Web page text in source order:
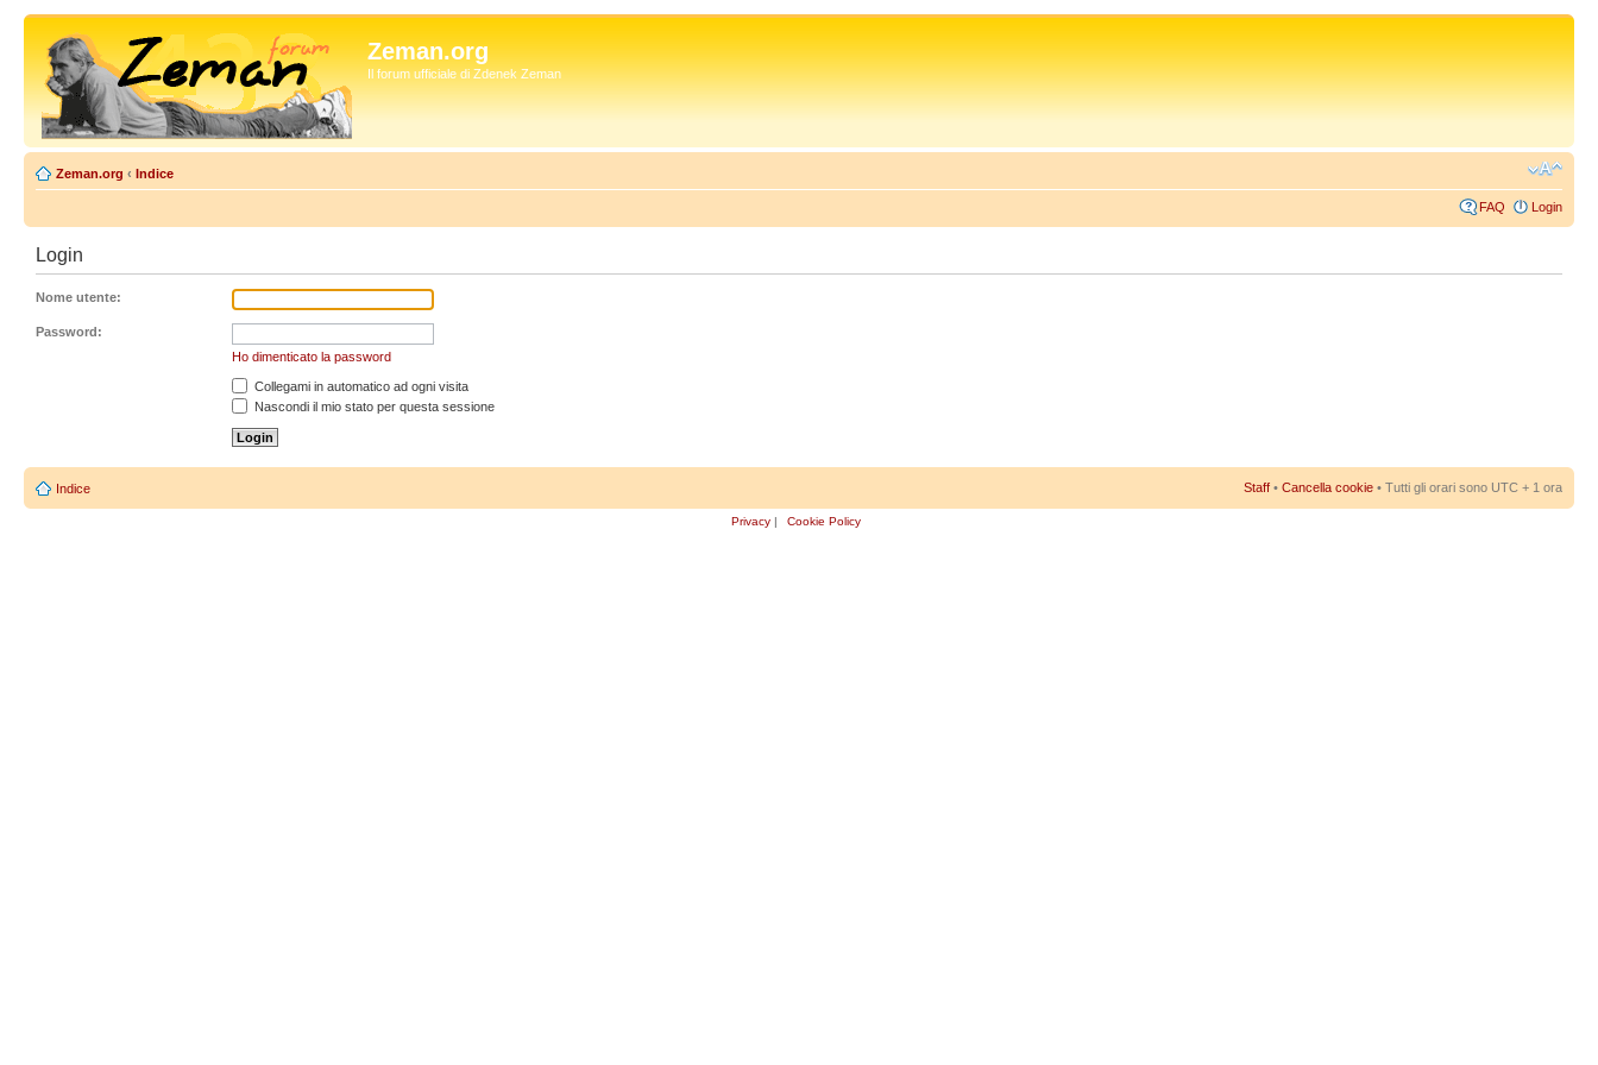
Zeman.org
Il forum ufficiale di Zdenek Zeman
Zeman.org ‹ Indice
FAQ Login
Login
Nome utente:
Password:
Ho dimenticato la password
Collegami in automatico ad ogni visita
Nascondi il mio stato per questa sessione
Indice Staff • Cancella cookie • Tutti gli orari sono UTC + 1 ora
Privacy | Cookie Policy